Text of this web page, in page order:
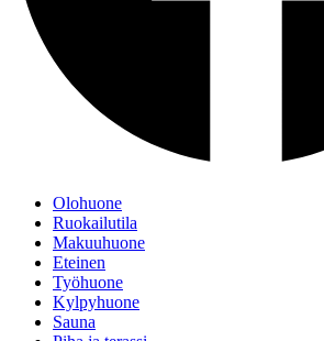
Olohuone
Ruokailutila
Makuuhuone
Eteinen
Työhuone
Kylpyhuone
Sauna